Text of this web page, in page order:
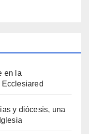
en la
y diócesis, una